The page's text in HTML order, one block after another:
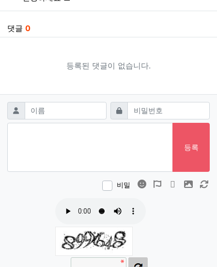
댓글 0
등록된 댓글이 없습니다.
댓글쓰기
이름 필수 비밀번호필수
등록
비밀 이모티콘폰트어썸
동영상 이미지